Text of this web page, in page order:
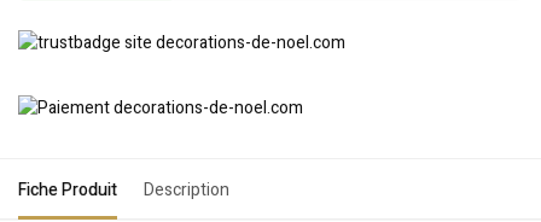
Fiche Produit Description